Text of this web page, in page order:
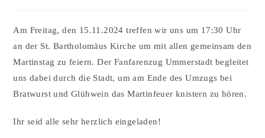
Am Freitag, den 15.11.2024 treffen wir uns um 17:30 Uhr
an der St. Bartholomäus Kirche um mit allen gemeinsam den
Martinstag zu feiern. Der Fanfarenzug Ummerstadt begleitet
uns dabei durch die Stadt, um am Ende des Umzugs bei
Bratwurst und Glühwein das Martinfeuer knistern zu hören.
Ihr seid alle sehr herzlich eingeladen!